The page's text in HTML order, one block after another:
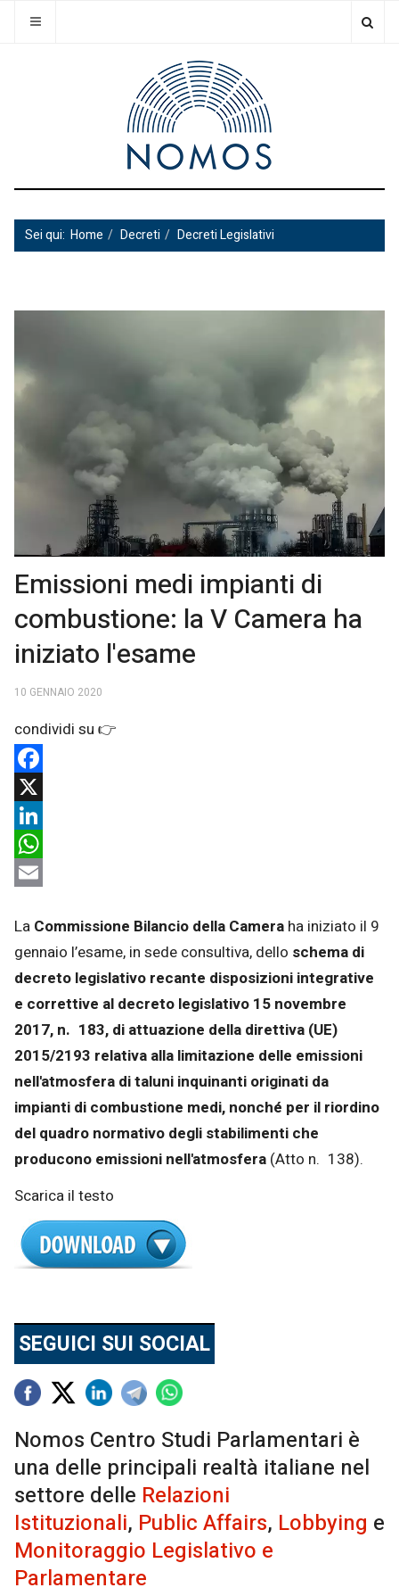
Sei qui: Home Decreti Decreti Legislativi
Emissioni medi impianti di
combustione: la V Camera ha
iniziato l'esame
10 GENNAIO 2020
Facebook
X
LinkedIn
WhatsApp
La Commissione Bilancio della Camera ha iniziato il 9
gennaio l’esame, in sede consultiva, dello schema di
decreto legislativo recante disposizioni integrative
e correttive al decreto legislativo 15 novembre
2017, n. 183, di attuazione della direttiva (UE)
2015/2193 relativa alla limitazione delle emissioni
nell'atmosfera di taluni inquinanti originati da
impianti di combustione medi, nonché per il riordino
del quadro normativo degli stabilimenti che
producono emissioni nell'atmosfera (Atto n. 138).
Scarica il testo
SEGUICI SUI SOCIAL
Nomos Centro Studi Parlamentari è
una delle principali realtà italiane nel
settore delle Relazioni
Istituzionali, Public Affairs, Lobbying e
Monitoraggio Legislativo e
Parlamentare